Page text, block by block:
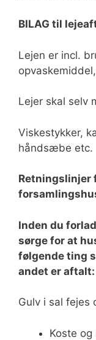
BILAG til
Lejen er incl.
Lejer skal selv
Viskestykker,
håndsæbe etc.
Retningslinjer
Inden du
sørge for at
følgende ting
andet er aftalt:
Gulv i sal fejes
Koste